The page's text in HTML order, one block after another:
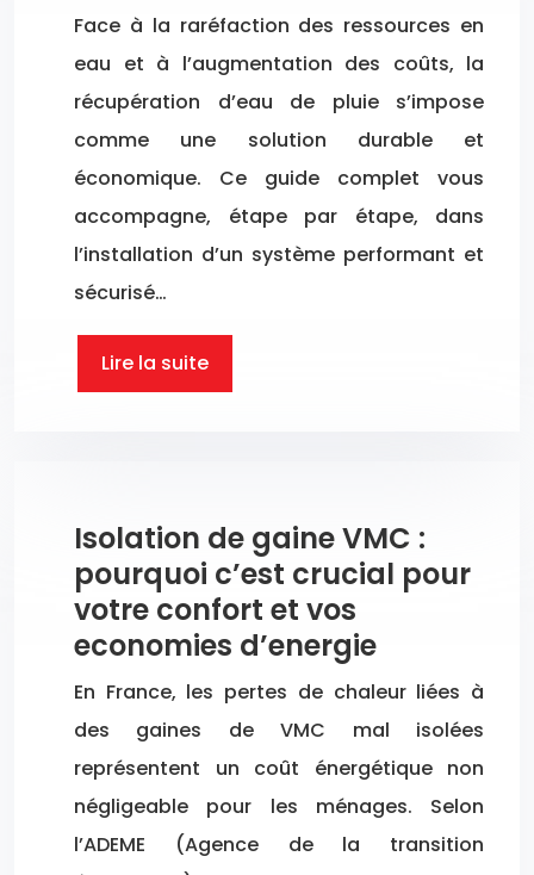
Face à la raréfaction des ressources en
eau et à l’augmentation des coûts, la
récupération d’eau de pluie s’impose
comme une solution durable et
économique. Ce guide complet vous
accompagne, étape par étape, dans
l’installation d’un système performant et
sécurisé…
Lire la suite
Isolation de gaine VMC :
pourquoi c’est crucial pour
votre confort et vos
economies d’energie
En France, les pertes de chaleur liées à
des gaines de VMC mal isolées
représentent un coût énergétique non
négligeable pour les ménages. Selon
l’ADEME (Agence de la transition